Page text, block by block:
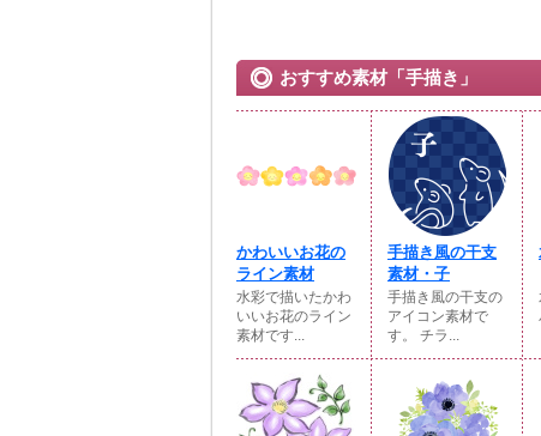
おすすめ素材「手描き」
かわいいお花の
ライン素材
水彩で描いたかわ
いいお花のライン
素材です...
手描き風の干支
素材・子
手描き風の干支の
アイコン素材で
す。 チラ...